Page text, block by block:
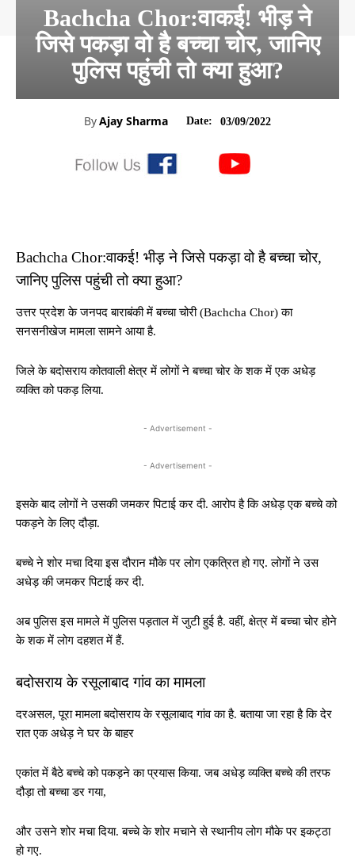
Bachcha Chor:वाकई! भीड़ ने
जिसे पकड़ा वो है बच्चा चोर, जानिए
पुलिस पहुंची तो क्या हुआ?
ByAjay Sharma Date: 03/09/2022
Bachcha Chor:वाकई! भीड़ ने जिसे पकड़ा वो है बच्चा चोर,
जानिए पुलिस पहुंची तो क्या हुआ?
उत्तर प्रदेश के जनपद बाराबंकी में बच्चा चोरी (Bachcha Chor) का
सनसनीखेज मामला सामने आया है.
जिले के बदोसराय कोतवाली क्षेत्र में लोगों ने बच्चा चोर के शक में एक अधेड़
व्यक्ति को पकड़ लिया.
- Advertisement -
- Advertisement -
इसके बाद लोगों ने उसकी जमकर पिटाई कर दी. आरोप है कि अधेड़ एक बच्चे को
पकड़ने के लिए दौड़ा.
बच्चे ने शोर मचा दिया इस दौरान मौके पर लोग एकत्रित हो गए. लोगों ने उस
अधेड़ की जमकर पिटाई कर दी.
अब पुलिस इस मामले में पुलिस पड़ताल में जुटी हुई है. वहीं, क्षेत्र में बच्चा चोर होने
के शक में लोग दहशत में हैं.
बदोसराय के रसूलाबाद गांव का मामला
दरअसल, पूरा मामला बदोसराय के रसूलाबाद गांव का है. बताया जा रहा है कि देर
रात एक अधेड़ ने घर के बाहर
एकांत में बैठे बच्चे को पकड़ने का प्रयास किया. जब अधेड़ व्यक्ति बच्चे की तरफ
दौड़ा तो बच्चा डर गया,
और उसने शोर मचा दिया. बच्चे के शोर मचाने से स्थानीय लोग मौके पर इकट्ठा
हो गए.